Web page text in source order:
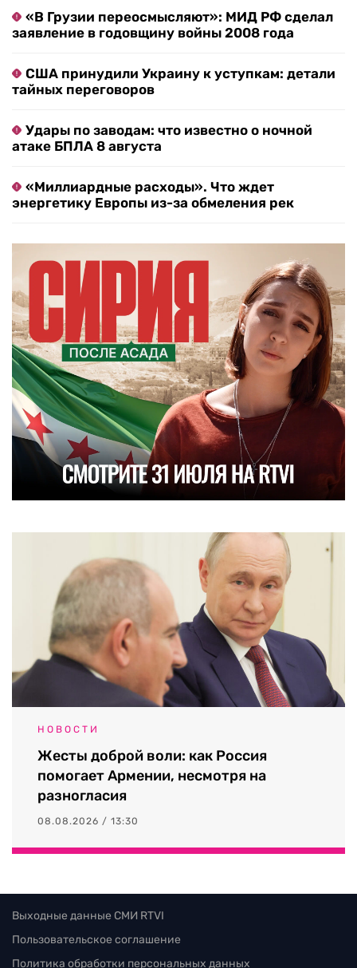
«В Грузии переосмысляют»: МИД РФ сделал
заявление в годовщину войны 2008 года
США принудили Украину к уступкам: детали
тайных переговоров
Удары по заводам: что известно о ночной
атаке БПЛА 8 августа
«Миллиардные расходы». Что ждет
энергетику Европы из-за обмеления рек
НОВОСТИ
Жесты доброй воли: как Россия
помогает Армении, несмотря на
разногласия
08.08.2026 / 13:30
Выходные данные СМИ RTVI
Пользовательское соглашение
Политика обработки персональных данных